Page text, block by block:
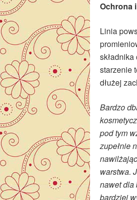
Ochrona
Linia
starzenie
dłużej
Bardzo
pod tym
zupełnie
warstwa.
nawet dla
bardziej